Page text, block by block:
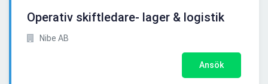
Operativ skiftledare- lager & logistik
Nibe AB
Ansök